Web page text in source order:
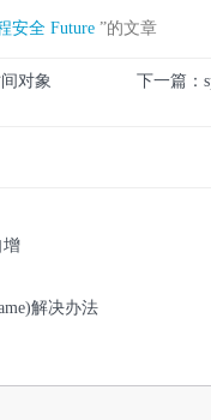
安全 Future ”的文章
对象
下一篇：
增
解决办法